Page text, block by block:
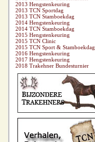
2013 Hengstenkeuring
2013 TCN Sportdag
2013 TCN Stamboekdag
2014 Hengstenkeuring
2014 TCN Stamboekdag
2015 Hengstenkeuring
2015 TCN Clinic
2015 TCN Sport & Stamboekdag
2016 Hengstenkeuring
2017 Hengstenkeuring
2018 Trakehner Bundesturnier